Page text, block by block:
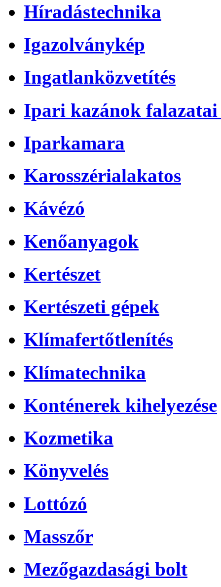
Híradástechnika
Igazolványkép
Ingatlanközvetítés
Ipari kazánok falazatai
Iparkamara
Karosszérialakatos
Kávézó
Kenőanyagok
Kertészet
Kertészeti gépek
Klímafertőtlenítés
Klímatechnika
Konténerek kihelyezése
Kozmetika
Könyvelés
Lottózó
Masszőr
Mezőgazdasági bolt